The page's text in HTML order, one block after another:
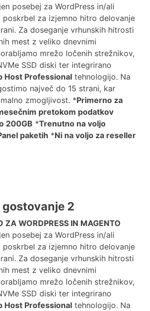
posebej za WordPress in/ali
poskrbel za izjemno hitro delovanje
Za doseganje vrhunskih hitrosti
mest z veliko dnevnimi
mrežo ločenih strežnikov,
SSD diski ter integrirano
Host Professional tehnologijo. Na
največ do 15 strani, kar
zmogljivost. *Primerno za
pretokom podatkov
200GB *Trenutno na voljo
paketih *Ni na voljo za reseller
2
ZA WORDPRESS IN MAGENTO
posebej za WordPress in/ali
poskrbel za izjemno hitro delovanje
Za doseganje vrhunskih hitrosti
mest z veliko dnevnimi
mrežo ločenih strežnikov,
SSD diski ter integrirano
Host Professional tehnologijo. Na